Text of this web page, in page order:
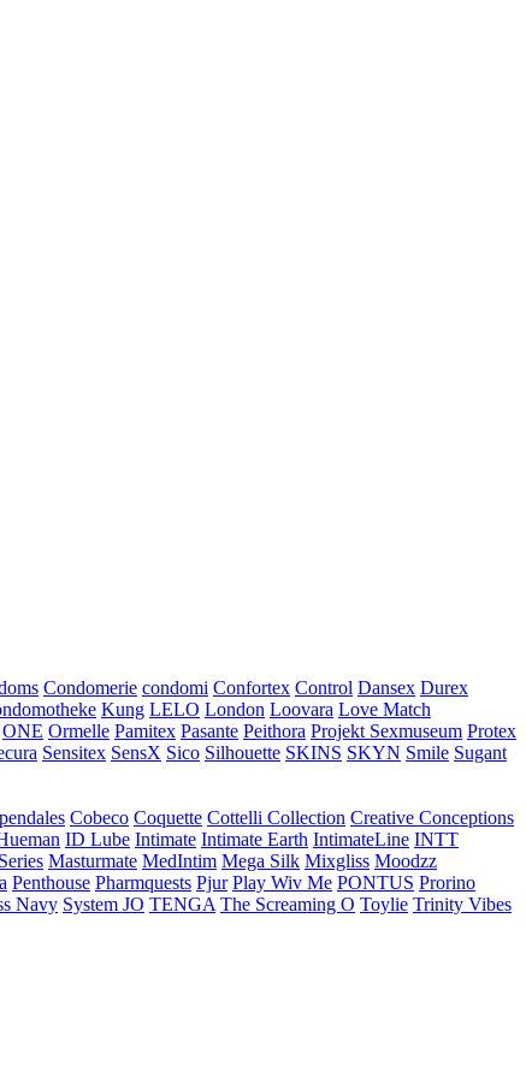
Condomerie condomi Confortex Control Dansex Durex
Kung LELO London Loovara Love Match
ONE Ormelle Pamitex Pasante Peithora Projekt Sexmuseum Protex
Sensitex SensX Sico Silhouette SKINS SKYN Smile Sugant
Cobeco Coquette Cottelli Collection Creative Conceptions
ID Lube Intimate Intimate Earth IntimateLine INTT
Masturmate MedIntim Mega Silk Mixgliss Moodzz
Penthouse Pharmquests Pjur Play Wiv Me PONTUS Prorino
Navy System JO TENGA The Screaming O Toylie Trinity Vibes